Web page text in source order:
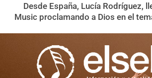
Desde España, Lucía Rodríguez,
Music proclamando a Dios en el